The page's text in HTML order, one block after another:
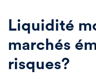
Liquidité
marchés
risques?